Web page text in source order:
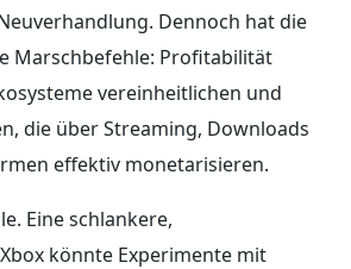
Dennoch hat die
Marschbefehle: Profitabilität
vereinheitlichen und
die über Streaming, Downloads
effektiv monetarisieren.
Eine schlankere,
könnte Experimente mit